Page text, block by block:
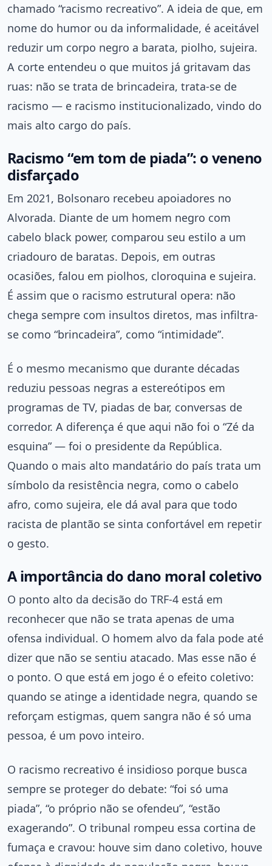
chamado “racismo recreativo”. A ideia de que, em
nome do humor ou da informalidade, é aceitável
reduzir um corpo negro a barata, piolho, sujeira.
A corte entendeu o que muitos já gritavam das
ruas: não se trata de brincadeira, trata-se de
racismo — e racismo institucionalizado, vindo do
mais alto cargo do país.
Racismo “em tom de piada”: o veneno
disfarçado
Em 2021, Bolsonaro recebeu apoiadores no
Alvorada. Diante de um homem negro com
cabelo black power, comparou seu estilo a um
criadouro de baratas. Depois, em outras
ocasiões, falou em piolhos, cloroquina e sujeira.
É assim que o racismo estrutural opera: não
chega sempre com insultos diretos, mas infiltra-
se como “brincadeira”, como “intimidade”.
É o mesmo mecanismo que durante décadas
reduziu pessoas negras a estereótipos em
programas de TV, piadas de bar, conversas de
corredor. A diferença é que aqui não foi o “Zé da
esquina” — foi o presidente da República.
Quando o mais alto mandatário do país trata um
símbolo da resistência negra, como o cabelo
afro, como sujeira, ele dá aval para que todo
racista de plantão se sinta confortável em repetir
o gesto.
A importância do dano moral coletivo
O ponto alto da decisão do TRF-4 está em
reconhecer que não se trata apenas de uma
ofensa individual. O homem alvo da fala pode até
dizer que não se sentiu atacado. Mas esse não é
o ponto. O que está em jogo é o efeito coletivo:
quando se atinge a identidade negra, quando se
reforçam estigmas, quem sangra não é só uma
pessoa, é um povo inteiro.
O racismo recreativo é insidioso porque busca
sempre se proteger do debate: “foi só uma
piada”, “o próprio não se ofendeu”, “estão
exagerando”. O tribunal rompeu essa cortina de
fumaça e cravou: houve sim dano coletivo, houve